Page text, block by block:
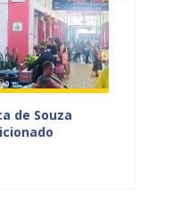
de Souza